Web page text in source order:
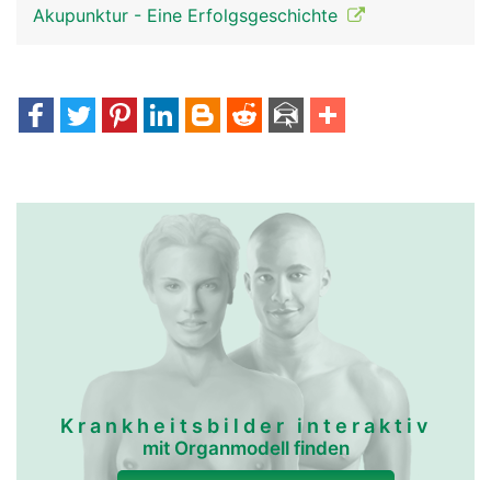
Akupunktur - Eine Erfolgsgeschichte
Krankheitsbilder interaktiv
mit Organmodell finden